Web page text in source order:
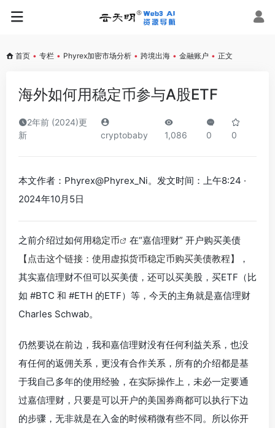
首页 • 专栏 • Phyrex加密市场分析 • 跨境出海 • 金融账户 • 正文
海外如何用稳定币参与A股ETF
2年前 (2024)更
新
cryptobaby 1,086 0 0
本文作者：Phyrex@Phyrex_Ni。发文时间：上午8:24 ·
2024年10月5日
之前介绍过如何用稳定币
在“嘉信理财” 开户购买美债
【点击这个链接：使用虚拟货币稳定币购买美债教程】
，
其实嘉信理财不但可以买美债，还可以买美股，买ETF（比
如 #BTC 和 #ETH 的ETF）等，今天的主角就是嘉信理财
Charles Schwab。
仍然要说在前边，我和嘉信理财没有任何利益关系，也没
有任何的返佣关系，更没有合作关系，所有的介绍都是基
于我自己多年的使用经验，在实际操作上，未必一定要通
过嘉信理财，只要是可以开户的美国券商都可以执行下边
的步骤，无非就是在入金的时候稍微有些不同。所以你开